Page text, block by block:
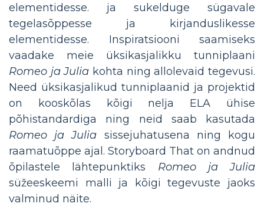
elementidesse. ja sukelduge sügavale
tegelasõppesse ja kirjanduslikesse
elementidesse. Inspiratsiooni saamiseks
vaadake meie üksikasjalikku tunniplaani
Romeo ja Julia kohta ning allolevaid tegevusi.
Need üksikasjalikud tunniplaanid ja projektid
on kooskõlas kõigi nelja ELA ühise
põhistandardiga ning neid saab kasutada
Romeo ja Julia sissejuhatusena ning kogu
raamatuõppe ajal. Storyboard That on andnud
õpilastele lähtepunktiks Romeo ja Julia
süžeeskeemi malli ja kõigi tegevuste jaoks
valminud näite.